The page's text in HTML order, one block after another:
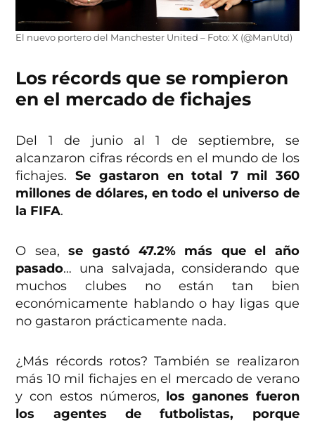
El nuevo portero del Manchester United – Foto: X (@ManUtd)
Los récords que se rompieron
en el mercado de fichajes
Del 1 de junio al 1 de septiembre, se
alcanzaron cifras récords en el mundo de los
fichajes.Se gastaron en total 7 mil 360
millones de dólares, en todo el universo de
la FIFA.
O sea,se gastó 47.2% más que el año
pasado… una salvajada, considerando que
muchos clubes no están tan bien
económicamente hablando o hay ligas que
no gastaron prácticamente nada.
¿Más récords rotos? También se realizaron
más 10 mil fichajes en el mercado de verano
y con estos números, los ganones fueron
los agentes de futbolistas, porque